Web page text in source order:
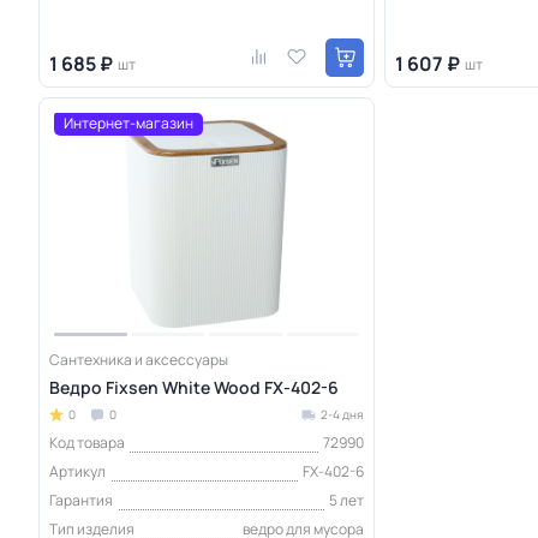
1 685 ₽ шт 1 607 ₽ шт
Интернет-магазин
Сантехника и аксессуары
Ведро Fixsen White Wood FX-402-6
0 0 2-4 дня
Код товара
72990
Артикул
FX-402-6
Гарантия
5 лет
Тип изделия
ведро для мусора